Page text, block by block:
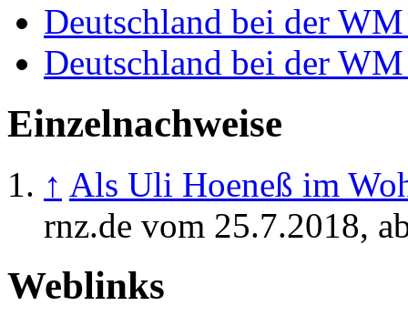
Deutschland bei der
Deutschland bei der
Einzelnachweise
↑ Als Uli Hoeneß im
rnz.de vom 25.7.2018,
Weblinks